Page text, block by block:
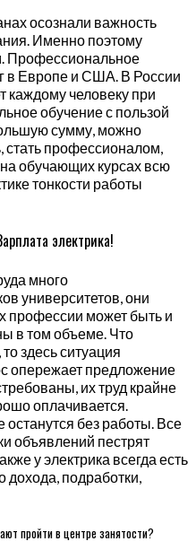
осознали важность
Именно поэтому
Профессиональное
в Европе и США. В России
каждому человеку при
обучение с пользой
сумму, можно
стать профессионалом,
обучающих курсах всю
тонкости работы
электрика!
много
университетов, они
профессии может быть и
в том объеме. Что
здесь ситуация
опережает предложение
их труд крайне
оплачивается.
останутся без работы. Все
объявлений пестрят
у электрика всегда есть
дохода, подработки,
пройти в центре занятости?